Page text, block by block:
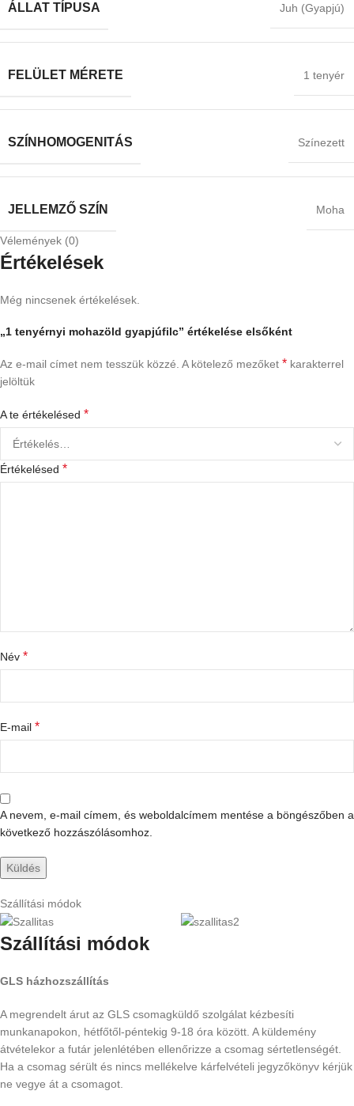
ÁLLAT TÍPUSA Juh (Gyapjú)
FELÜLET MÉRETE 1 tenyér
SZÍNHOMOGENITÁS Színezett
JELLEMZŐ SZÍN Moha
Vélemények (0)
Értékelések
Még nincsenek értékelések.
„1 tenyérnyi mohazöld gyapjúfilc” értékelése elsőként
Az e-mail címet nem tesszük közzé. A kötelező mezőket * karakterrel
jelöltük
A te értékelésed *
Értékelésed *
Név *
E-mail *
A nevem, e-mail címem, és weboldalcímem mentése a böngészőben a
következő hozzászólásomhoz.
Szállítási módok
Szállítási módok
GLS házhozszállítás
A megrendelt árut az GLS csomagküldő szolgálat kézbesíti
munkanapokon, hétfőtől-péntekig 9-18 óra között. A küldemény
átvételekor a futár jelenlétében ellenőrizze a csomag sértetlenségét.
Ha a csomag sérült és nincs mellékelve kárfelvételi jegyzőkönyv kérjük
ne vegye át a csomagot.